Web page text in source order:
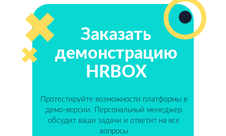
Заказать
демонстрацию
HRBOX
Протестируйте возможности платформы в
демо-версии. Персональный менеджер
обсудит ваши задачи и ответит на все
вопросы